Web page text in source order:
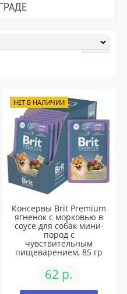
НЕТ В НАЛИЧИИ
Консервы Brit Premium
ягненок с морковью в
соусе для собак мини-
пород с
чyвствительным
пищеварением, 85 гр
62 р.